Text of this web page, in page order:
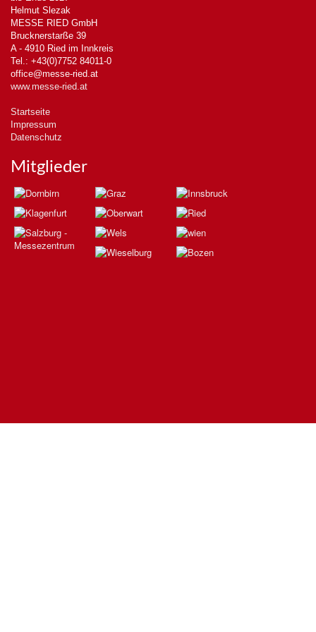
Helmut Slezak
MESSE RIED GmbH
Brucknerstarße 39
A - 4910 Ried im Innkreis
Tel.: +43(0)7752 84011-0
office@messe-ried.at
www.messe-ried.at
Startseite
Impressum
Datenschutz
Mitglieder